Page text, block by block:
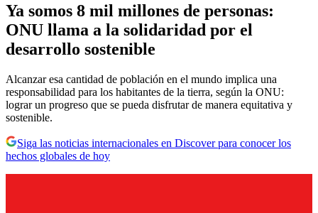
Ya somos 8 mil millones de personas:
ONU llama a la solidaridad por el
desarrollo sostenible
Alcanzar esa cantidad de población en el mundo implica una
responsabilidad para los habitantes de la tierra, según la ONU:
lograr un progreso que se pueda disfrutar de manera equitativa y
sostenible.
Siga las noticias internacionales en Discover para conocer los
hechos globales de hoy